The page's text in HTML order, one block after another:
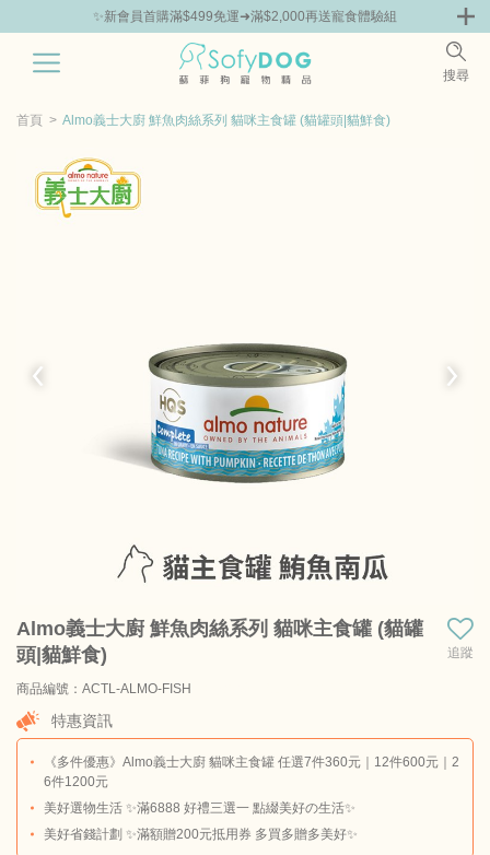
✨新會員首購滿$499免運➜滿$2,000再送寵食體驗組
🎁Hello新朋友！完成註冊送指定商品85折抵用券
搜尋
零食專區 飼料 | 凍乾優惠組 主食罐 | 餐包優惠
首頁 Almo義士大廚 鮮魚肉絲系列 貓咪主食罐 (貓罐頭|貓鮮食)
Almo義士大廚 鮮魚肉絲系列 貓咪主食罐 (貓罐
頭|貓鮮食)
追蹤
商品編號：ACTL-ALMO-FISH
特惠資訊
《多件優惠》Almo義士大廚 貓咪主食罐 任選7件360元｜12件600元｜2
6件1200元
美好選物生活 ✨滿6888 好禮三選一 點綴美好の生活✨
美好省錢計劃 ✨滿額贈200元抵用券 多買多贈多美好✨